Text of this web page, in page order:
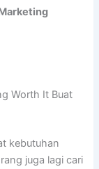
Worth It Buat
kebutuhan
juga lagi cari